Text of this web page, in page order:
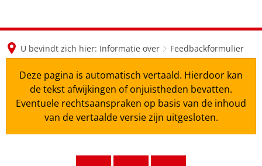
U bevindt zich hier: Informatie over Feedbackformulier
Deze pagina is automatisch vertaald. Hierdoor kan
de tekst afwijkingen of onjuistheden bevatten.
Eventuele rechtsaanspraken op basis van de inhoud
van de vertaalde versie zijn uitgesloten.